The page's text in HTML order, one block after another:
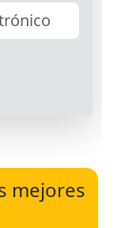
mejores